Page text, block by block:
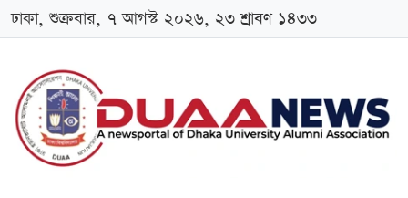
ঢাকা, শুক্রবার, ৭ আগস্ট ২০২৬, ২৩ শ্রাবণ ১৪৩৩